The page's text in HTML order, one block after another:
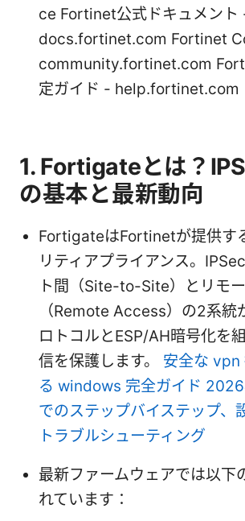
ce Fortinet公式ドキュメント
docs.fortinet.com Fortinet
community.fortinet.com
定ガイド - help.fortinet.com
1. Fortigateとは？
の基本と最新動向
FortigateはFortinetが提供す
リティアプライアンス。
ト間（Site-to-Site）とリモ
（Remote Access）の2系統
ロトコルとESP/AH暗号化を
信を保護します。 安全な vpn
る windows 完全ガイド
でのステップバイステップ、
トラブルシューティング
最新ファームウェアでは以下
れています：